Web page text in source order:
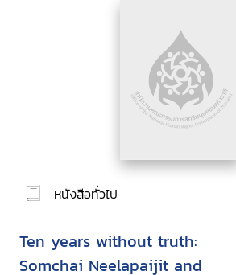
หนังสือทั่วไป
Ten years without truth:
Somchai Neelapaijit and